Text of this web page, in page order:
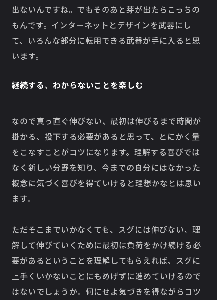
出ないんですね。でもそのあと芽が出たらこっちの
もんです。インターネットとデザインを武器にし
て、いろんな部分に転用できる武器が手に入ると思
います。
継続する、わからないことを楽しむ
なので真っ直ぐ伸びない、最初は伸びるまで時間が
掛かる、投下する必要があると思って、とにかく量
をこなすことがコツになります。理解する喜びでは
なく新しい分野を知り、今までの自分にはなかった
概念に気づく喜びを得ていけると理想かなとは思い
ます。
ただそこまでいかなくても、スグには伸びない、理
解して伸びていくために最初は負荷をかけ続ける必
要があるということを理解してもらえれば、スグに
上手くいかないことにもめげずに進めていけるので
はないでしょうか。何にせよ気づきを得ながらコツ